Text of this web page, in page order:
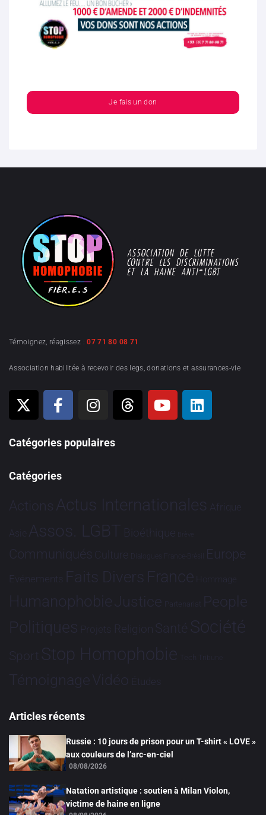
Je fais un don
Témoignez, réagissez :07 71 80 08 71
Association habilitée à recevoir des legs, donations et assurances-vie
Catégories populaires
Catégories
Actions Actus Internationales Afrique
Asie Assos. LGBT Bioéthique Brève
Communiqués Culture Dialogues France-Brésil Europe
Evénements Faits Divers France Hommage
HumanophobieJustice Partenariat People
Politiques Projets Religion Santé Société
Sport Stop Homophobie Tech Tribune
TémoignageVidéo Études
Articles récents
Russie : 10 jours de prison pour un T-shirt « LOVE »
aux couleurs de l’arc-en-ciel
08/08/2026
Natation artistique : soutien à Milan Violon,
victime de haine en ligne